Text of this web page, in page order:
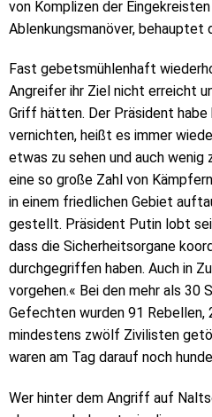
von Komplizen der
Ablenkungsmanöver, behauptet
Fast gebetsmühlenhaft
Angreifer ihr Ziel nicht erreicht
Griff hätten. Der Präsident
vernichten, heißt es immer
etwas zu sehen und auch wenig
eine so große Zahl von
in einem friedlichen Gebiet
gestellt. Präsident Putin lobt
dass die Sicherheitsorgane
durchgegriffen haben. Auch in
vorgehen.« Bei den mehr als 30
Gefechten wurden 91 Rebellen,
mindestens zwölf Zivilisten
waren am Tag darauf noch
Wer hinter dem Angriff auf